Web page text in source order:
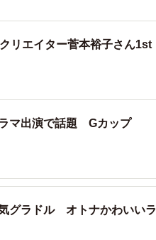
リエイター菅本裕子さん1st
マ出演で話題 Gカップ
グラドル オトナかわいいラ